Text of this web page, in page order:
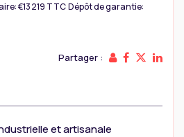
€13 219 TTCDépôt de garantie:
Partager :
et artisanale